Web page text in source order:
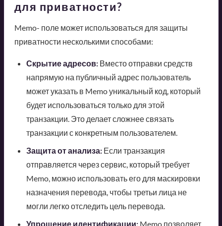
для приватности?
Memo- поле может использоваться для защиты
приватности несколькими способами:
Скрытие адресов:Вместо отправки средств
напрямую на публичный адрес пользователь
может указать в Memo уникальный код, который
будет использоваться только для этой
транзакции. Это делает сложнее связать
транзакции с конкретным пользователем.
Защита от анализа:Если транзакция
отправляется через сервис, который требует
Memo, можно использовать его для маскировки
назначения перевода, чтобы третьи лица не
могли легко отследить цель перевода.
Упрощение идентификации:Memo позволяет